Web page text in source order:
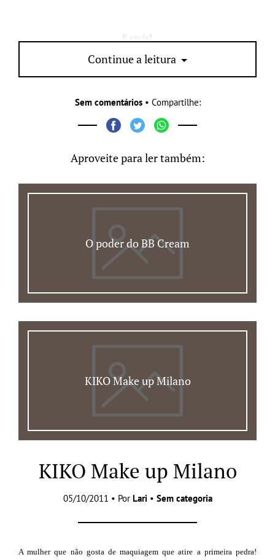
E vocês?
Alguma dica de rímel?
Continue a leitura
Sem comentários• Compartilhe:
Aproveite para ler também:
O poder do BB Cream
KIKO Make up Milano
KIKO Make up Milano
05/10/2011 • Por Lari • Sem categoria
A mulher que não gosta de maquiagem que atire a primeira pedra!